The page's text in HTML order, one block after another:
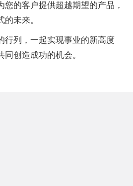
您的客户提供超越期望的产品，
未来。
行列，一起实现事业的新高度
创造成功的机会。